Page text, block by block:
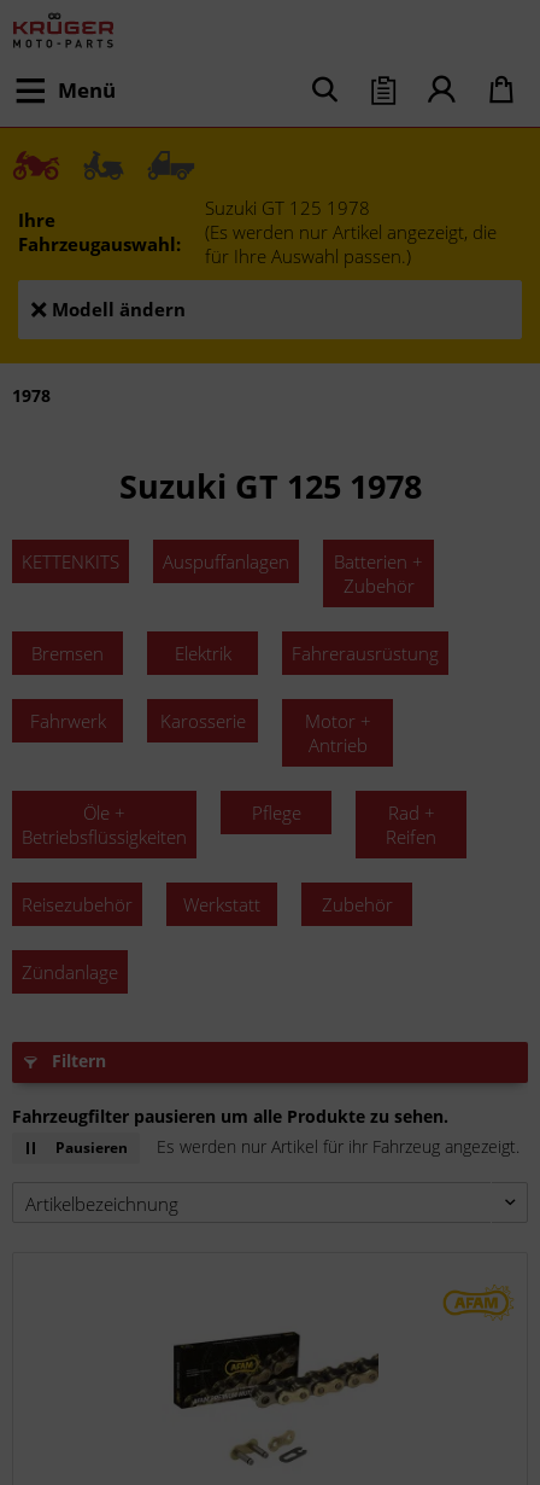
Menü
Ihre
Fahrzeugauswahl:
Suzuki GT 125 1978
(Es werden nur Artikel angezeigt, die
für Ihre Auswahl passen.)
Modell ändern
1978
Suzuki GT 125 1978
KETTENKITS Auspuffanlagen
Batterien +
Zubehör
Bremsen Elektrik Fahrerausrüstung
Fahrwerk Karosserie
Motor +
Antrieb
Öle +
Betriebsflüssigkeiten
Pflege
Rad +
Reifen
Reisezubehör Werkstatt Zubehör
Zündanlage
Filtern
Fahrzeugfilter pausieren um alle Produkte zu sehen.
Pausieren Es werden nur Artikel für ihr Fahrzeug angezeigt.